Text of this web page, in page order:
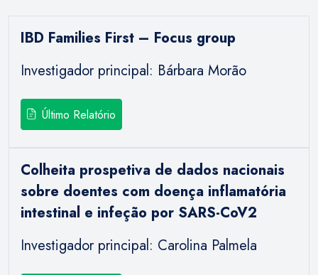
IBD Families First – Focus group
Investigador principal: Bárbara Morão
Último Relatório
Colheita prospetiva de dados nacionais
sobre doentes com doença inflamatória
intestinal e infeção por SARS-CoV2
Investigador principal: Carolina Palmela